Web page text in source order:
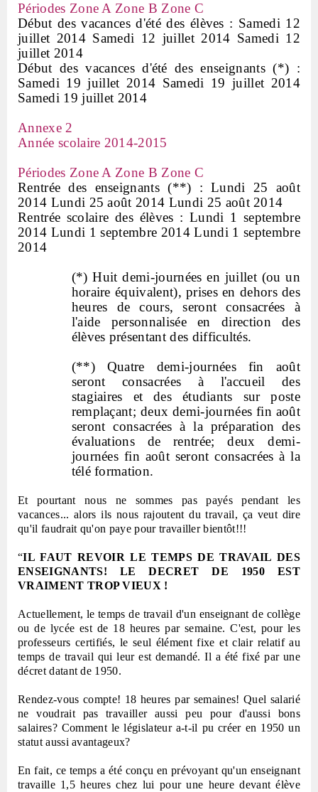
Périodes Zone A Zone B Zone C
Début des vacances d'été des élèves : Samedi 12
juillet 2014 Samedi 12 juillet 2014 Samedi 12
juillet 2014
Début des vacances d'été des enseignants (*) :
Samedi 19 juillet 2014 Samedi 19 juillet 2014
Samedi 19 juillet 2014
Annexe 2
Année scolaire 2014-2015
Périodes Zone A Zone B Zone C
Rentrée des enseignants (**) : Lundi 25 août
2014 Lundi 25 août 2014 Lundi 25 août 2014
Rentrée scolaire des élèves : Lundi 1 septembre
2014 Lundi 1 septembre 2014 Lundi 1 septembre
2014
(*) Huit demi-journées en juillet (ou un
horaire équivalent), prises en dehors des
heures de cours, seront consacrées à
l'aide personnalisée en direction des
élèves présentant des difficultés.
(**) Quatre demi-journées fin août
seront consacrées à l'accueil des
stagiaires et des étudiants sur poste
remplaçant; deux demi-journées fin août
seront consacrées à la préparation des
évaluations de rentrée; deux demi-
journées fin août seront consacrées à la
télé formation.
Et pourtant nous ne sommes pas payés pendant les
vacances... alors ils nous rajoutent du travail, ça veut dire
qu'il faudrait qu'on paye pour travailler bientôt!!!
“IL FAUT REVOIR LE TEMPS DE TRAVAIL DES
ENSEIGNANTS! LE DECRET DE 1950 EST
VRAIMENT TROP VIEUX !
Actuellement, le temps de travail d'un enseignant de collège
ou de lycée est de 18 heures par semaine. C'est, pour les
professeurs certifiés, le seul élément fixe et clair relatif au
temps de travail qui leur est demandé. Il a été fixé par une
décret datant de 1950.
Rendez-vous compte! 18 heures par semaines! Quel salarié
ne voudrait pas travailler aussi peu pour d'aussi bons
salaires? Comment le législateur a-t-il pu créer en 1950 un
statut aussi avantageux?
En fait, ce temps a été conçu en prévoyant qu'un enseignant
travaille 1,5 heures chez lui pour une heure devant élève